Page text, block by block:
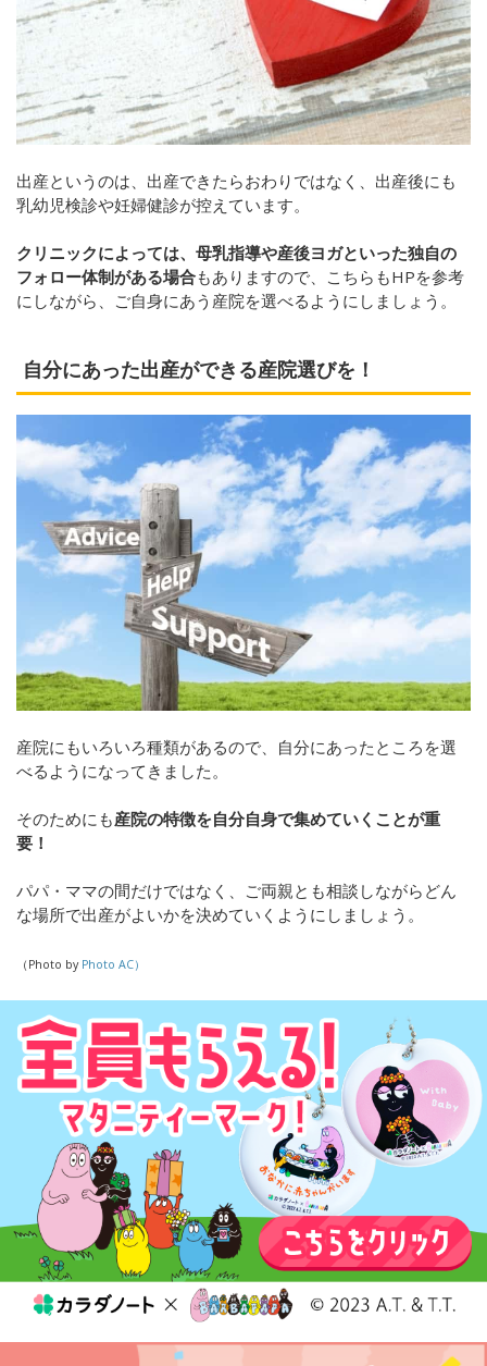
出産というのは、出産できたらおわりではなく、出産後にも
乳幼児検診や妊婦健診が控えています。
クリニックによっては、母乳指導や産後ヨガといった独自の
フォロー体制がある場合もありますので、こちらもHPを参考
にしながら、ご自身にあう産院を選べるようにしましょう。
自分にあった出産ができる産院選びを！
産院にもいろいろ種類があるので、自分にあったところを選
べるようになってきました。
そのためにも産院の特徴を自分自身で集めていくことが重
要！
パパ・ママの間だけではなく、ご両親とも相談しながらどん
な場所で出産がよいかを決めていくようにしましょう。
（Photo by Photo AC）